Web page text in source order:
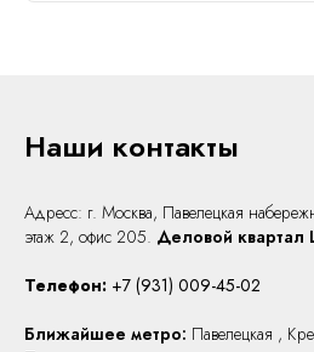
Наши контакты
Адресс: г. Москва, Павелецкая
этаж 2, офис 205. Деловой квартал
Телефон: +7 (931) 009-45-02
Ближайшее метро: Павелецкая ,